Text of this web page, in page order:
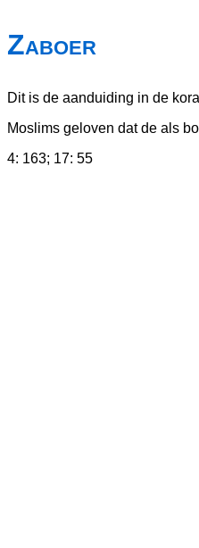
Zaboer
Dit is de aanduiding in de
Moslims geloven dat de als
4: 163; 17: 55